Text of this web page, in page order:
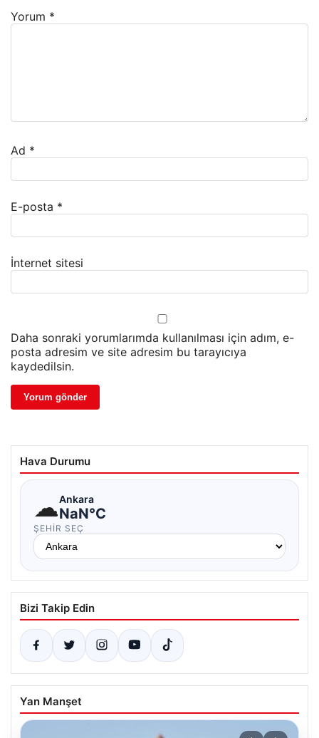
Yorum *
Ad *
E-posta *
İnternet sitesi
Daha sonraki yorumlarımda kullanılması için adım, e-
posta adresim ve site adresim bu tarayıcıya
kaydedilsin.
Hava Durumu
☁Ankara
NaN°C
ŞEHIR SEÇ
Bizi Takip Edin
Yan Manşet